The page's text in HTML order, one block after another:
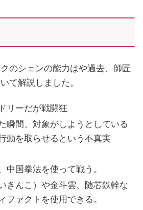
のシェンの能力はや過去、師匠
て解説しました。
リーだが戦闘狂
瞬間、対象がしようとしている
動を取らせるという不真実
中国拳法を使って戦う。
きんこ）や金斗雲、随芯鉄幹な
ファクトを使用できる。